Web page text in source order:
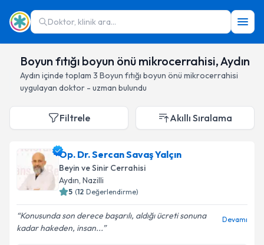
Doktor, klinik ara...
Boyun fıtığı boyun önü mikrocerrahisi, Aydın
Aydın içinde toplam 3 Boyun fıtığı boyun önü mikrocerrahisi
uygulayan doktor - uzman bulundu
Filtrele Akıllı Sıralama
Op. Dr. Sercan Savaş Yalçın
Beyin ve Sinir Cerrahisi
Aydın, Nazilli
5 (12 Değerlendirme)
Konusunda son derece başarılı, aldığı ücreti sonuna
kadar hakeden, insan...
Devamı